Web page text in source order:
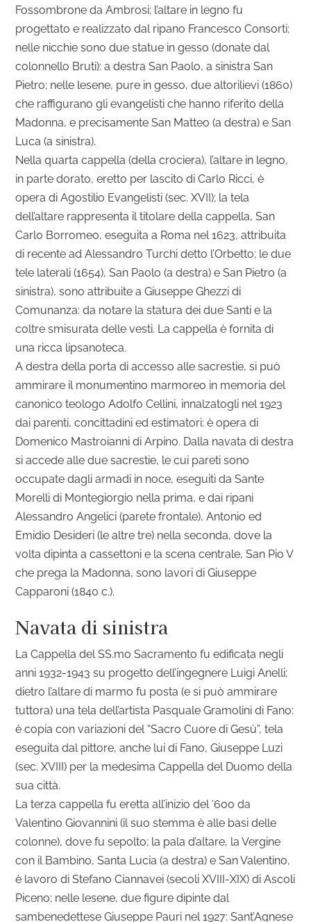
Fossombrone da Ambrosi; l’altare in legno fu
progettato e realizzato dal ripano Francesco Consorti;
nelle nicchie sono due statue in gesso (donate dal
colonnello Bruti): a destra San Paolo, a sinistra San
Pietro; nelle lesene, pure in gesso, due altorilievi (1860)
che raffigurano gli evangelisti che hanno riferito della
Madonna, e precisamente San Matteo (a destra) e San
Luca (a sinistra).
Nella quarta cappella (della crociera), l’altare in legno,
in parte dorato, eretto per lascito di Carlo Ricci, è
opera di Agostilio Evangelisti (sec. XVII); la tela
dell’altare rappresenta il titolare della cappella, San
Carlo Borromeo, eseguita a Roma nel 1623, attribuita
di recente ad Alessandro Turchi detto l’Orbetto; le due
tele laterali (1654), San Paolo (a destra) e San Pietro (a
sinistra), sono attribuite a Giuseppe Ghezzi di
Comunanza: da notare la statura dei due Santi e la
coltre smisurata delle vesti. La cappella è fornita di
una ricca lipsanoteca.
A destra della porta di accesso alle sacrestie, si può
ammirare il monumentino marmoreo in memoria del
canonico teologo Adolfo Cellini, innalzatogli nel 1923
dai parenti, concittadini ed estimatori: è opera di
Domenico Mastroianni di Arpino. Dalla navata di destra
si accede alle due sacrestie, le cui pareti sono
occupate dagli armadi in noce, eseguiti da Sante
Morelli di Montegiorgio nella prima, e dai ripani
Alessandro Angelici (parete frontale), Antonio ed
Emidio Desideri (le altre tre) nella seconda, dove la
volta dipinta a cassettoni e la scena centrale, San Pio V
che prega la Madonna, sono lavori di Giuseppe
Capparoni (1840 c.).
Navata di sinistra
La Cappella del SS.mo Sacramento fu edificata negli
anni 1932-1943 su progetto dell’ingegnere Luigi Anelli;
dietro l’altare di marmo fu posta (e si può ammirare
tuttora) una tela dell’artista Pasquale Gramolini di Fano:
è copia con variazioni del “Sacro Cuore di Gesù”, tela
eseguita dal pittore, anche lui di Fano, Giuseppe Luzi
(sec. XVIII) per la medesima Cappella del Duomo della
sua città.
La terza cappella fu eretta all’inizio del ‘600 da
Valentino Giovannini (il suo stemma è alle basi delle
colonne), dove fu sepolto; la pala d’altare, la Vergine
con il Bambino, Santa Lucia (a destra) e San Valentino,
è lavoro di Stefano Ciannavei (secoli XVIII-XIX) di Ascoli
Piceno; nelle lesene, due figure dipinte dal
sambenedettese Giuseppe Pauri nel 1927: Sant’Agnese